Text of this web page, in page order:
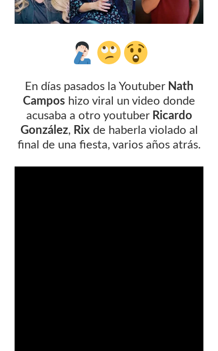
En días pasados la Youtuber Nath
Campos hizo viral un video donde
acusaba a otro youtuber Ricardo
González, Rixde haberla violado al
final de una fiesta, varios años atrás.